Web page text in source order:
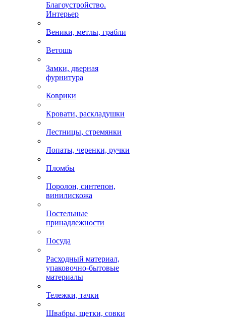
Благоустройство.
Интерьер
Веники, метлы, грабли
Ветошь
Замки, дверная
фурнитура
Коврики
Кровати, раскладушки
Лестницы, стремянки
Лопаты, черенки, ручки
Пломбы
Поролон, синтепон,
винилискожа
Постельные
принадлежности
Посуда
Расходный материал,
упаковочно-бытовые
материалы
Тележки, тачки
Швабры, щетки, совки